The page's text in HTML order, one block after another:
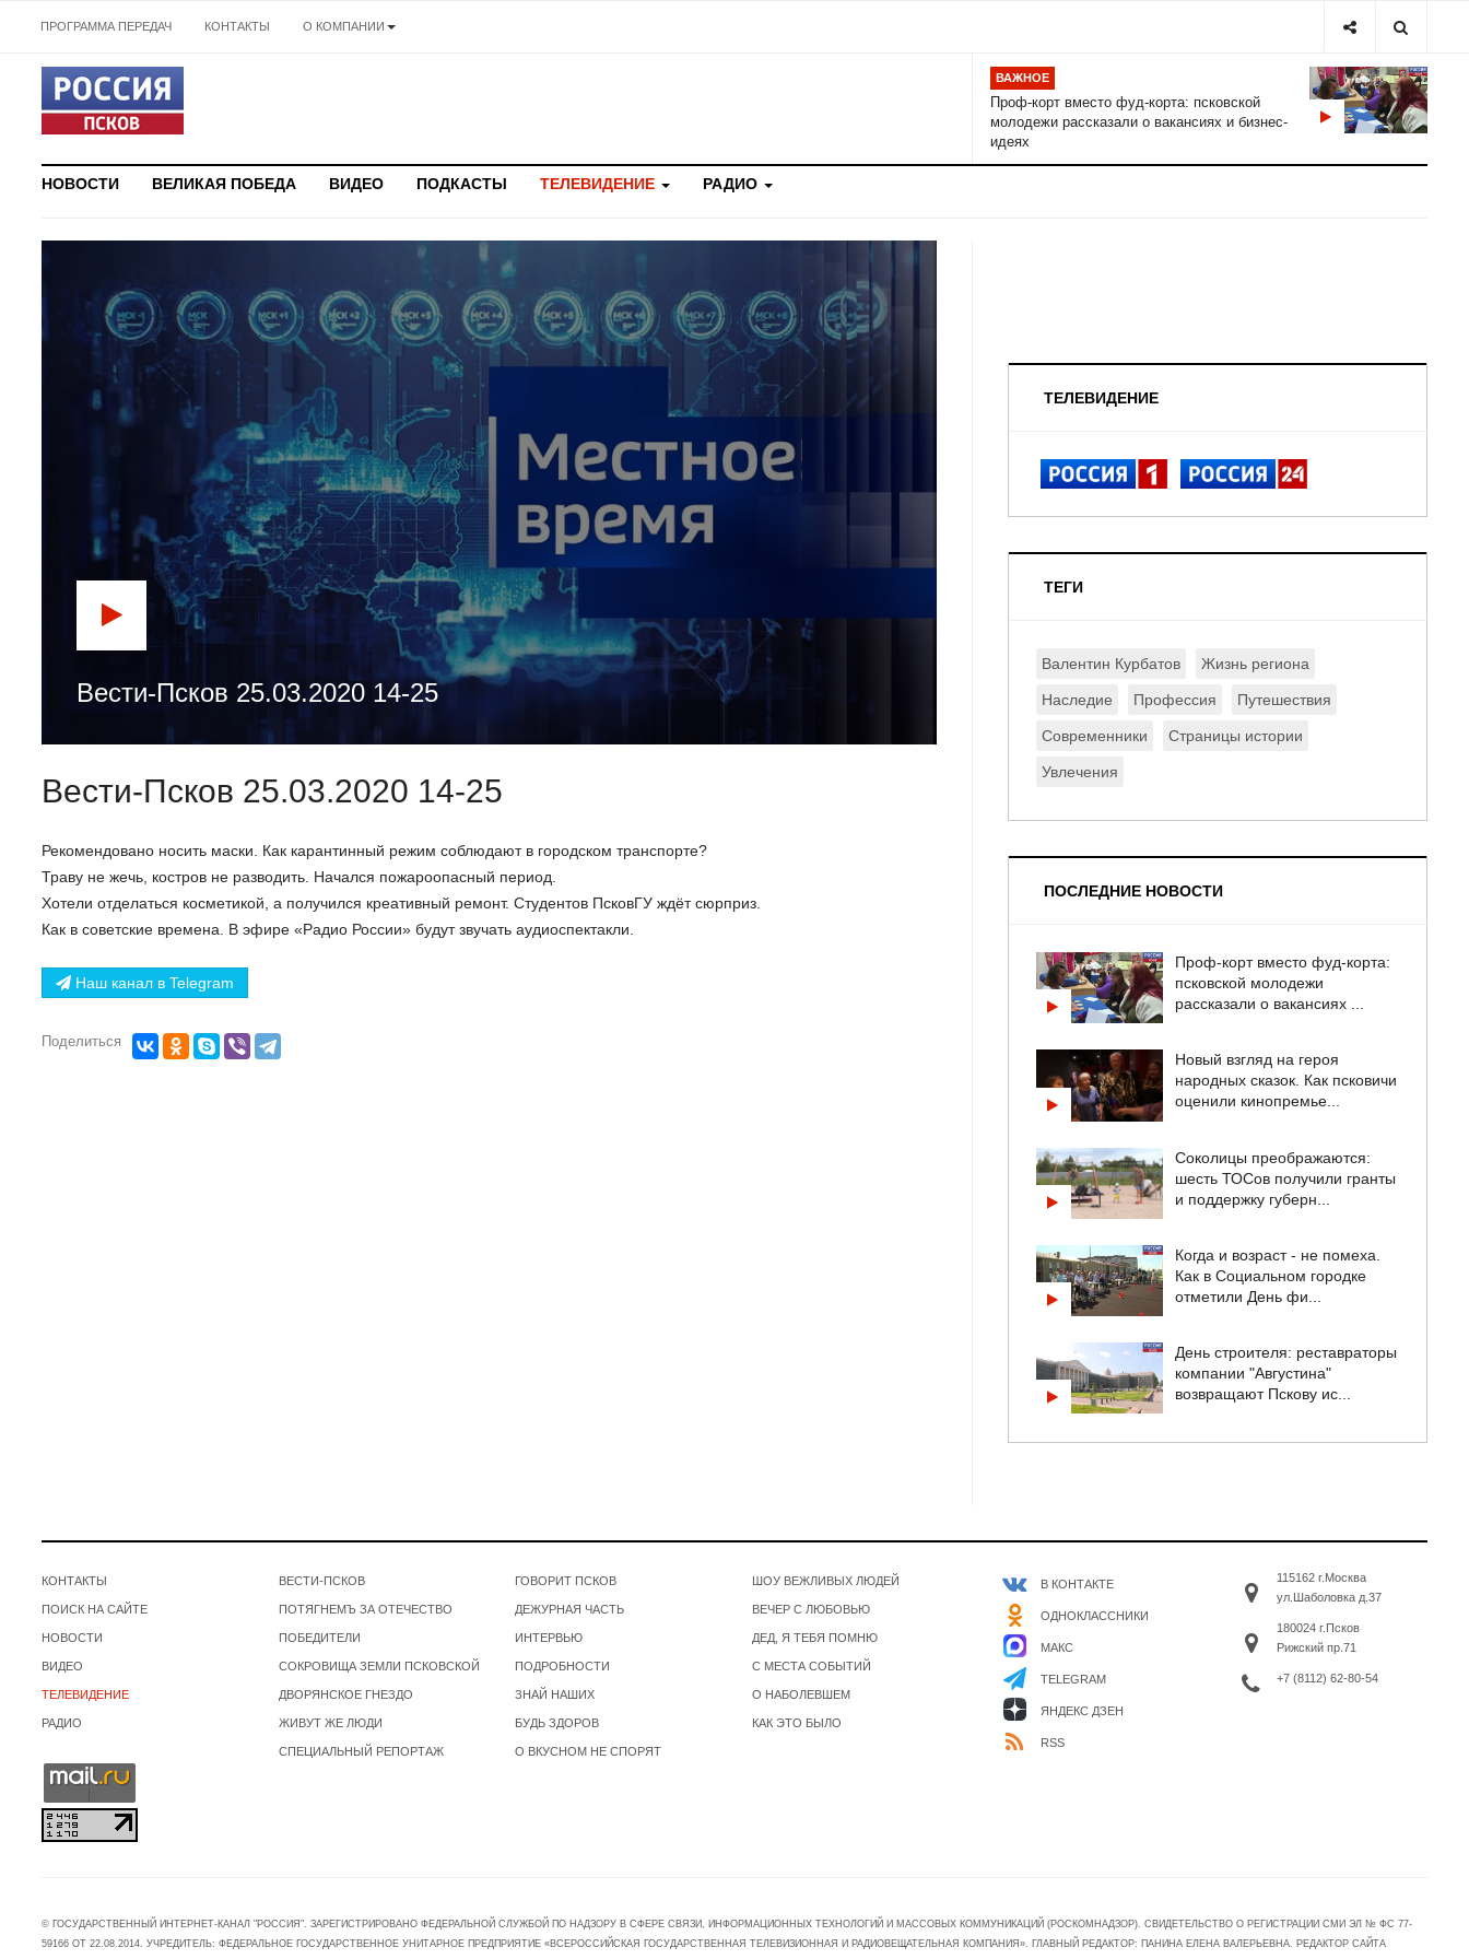
ПРОГРАММА ПЕРЕДАЧ КОНТАКТЫ О КОМПАНИИ
ВАЖНОЕ
Проф-корт вместо фуд-корта: псковской
молодежи рассказали о вакансиях и бизнес-
идеях
НОВОСТИ ВЕЛИКАЯ ПОБЕДА ВИДЕО ПОДКАСТЫ ТЕЛЕВИДЕНИЕ РАДИО
Вести-Псков 25.03.2020 14-25
Вести-Псков 25.03.2020 14-25
Рекомендовано носить маски. Как карантинный режим соблюдают в городском транспорте?
Траву не жечь, костров не разводить. Начался пожароопасный период.
Хотели отделаться косметикой, а получился креативный ремонт. Студентов ПсковГУ ждёт сюрприз.
Как в советские времена. В эфире «Радио России» будут звучать аудиоспектакли.
Наш канал в Telegram
Поделиться
ТЕЛЕВИДЕНИЕ
ТЕГИ
Валентин Курбатов Жизнь региона
Наследие Профессия Путешествия
Современники Страницы истории
Увлечения
ПОСЛЕДНИЕ НОВОСТИ
Проф-корт вместо фуд-корта:
псковской молодежи
рассказали о вакансиях ...
Новый взгляд на героя
народных сказок. Как псковичи
оценили кинопремье...
Соколицы преображаются:
шесть ТОСов получили гранты
и поддержку губерн...
Когда и возраст - не помеха.
Как в Социальном городке
отметили День фи...
День строителя: реставраторы
компании "Августина"
возвращают Пскову ис...
КОНТАКТЫ
ПОИСК НА САЙТЕ
НОВОСТИ
ВИДЕО
ТЕЛЕВИДЕНИЕ
РАДИО
ВЕСТИ-ПСКОВ
ПОТЯГНЕМЪ ЗА ОТЕЧЕСТВО
ПОБЕДИТЕЛИ
СОКРОВИЩА ЗЕМЛИ ПСКОВСКОЙ
ДВОРЯНСКОЕ ГНЕЗДО
ЖИВУТ ЖЕ ЛЮДИ
СПЕЦИАЛЬНЫЙ РЕПОРТАЖ
ГОВОРИТ ПСКОВ
ДЕЖУРНАЯ ЧАСТЬ
ИНТЕРВЬЮ
ПОДРОБНОСТИ
ЗНАЙ НАШИХ
БУДЬ ЗДОРОВ
О ВКУСНОМ НЕ СПОРЯТ
ШОУ ВЕЖЛИВЫХ ЛЮДЕЙ
ВЕЧЕР С ЛЮБОВЬЮ
ДЕД, Я ТЕБЯ ПОМНЮ
С МЕСТА СОБЫТИЙ
О НАБОЛЕВШЕМ
КАК ЭТО БЫЛО
В КОНТАКТЕ
ОДНОКЛАССНИКИ
МАКС
TELEGRAM
ЯНДЕКС ДЗЕН
RSS
115162 г.Москва
ул.Шаболовка д.37
180024 г.Псков
Рижский пр.71
+7 (8112) 62-80-54
© ГОСУДАРСТВЕННЫЙ ИНТЕРНЕТ-КАНАЛ "РОССИЯ". ЗАРЕГИСТРИРОВАНО ФЕДЕРАЛЬНОЙ СЛУЖБОЙ ПО НАДЗОРУ В СФЕРЕ СВЯЗИ, ИНФОРМАЦИОННЫХ ТЕХНОЛОГИЙ И МАССОВЫХ КОММУНИКАЦИЙ (РОСКОМНАДЗОР). СВИДЕТЕЛЬСТВО О РЕГИСТРАЦИИ СМИ ЭЛ № ФС 77-
59166 ОТ 22.08.2014. УЧРЕДИТЕЛЬ: ФЕДЕРАЛЬНОЕ ГОСУДАРСТВЕННОЕ УНИТАРНОЕ ПРЕДПРИЯТИЕ «ВСЕРОССИЙСКАЯ ГОСУДАРСТВЕННАЯ ТЕЛЕВИЗИОННАЯ И РАДИОВЕЩАТЕЛЬНАЯ КОМПАНИЯ». ГЛАВНЫЙ РЕДАКТОР: ПАНИНА ЕЛЕНА ВАЛЕРЬЕВНА. РЕДАКТОР САЙТА